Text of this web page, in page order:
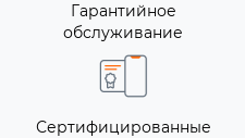
Гарантийное
обслуживание
Сертифицированные